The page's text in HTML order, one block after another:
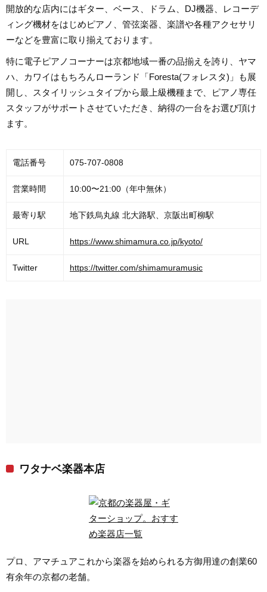
開放的な店内にはギター、ベース、ドラム、DJ機器、レコーデ
ィング機材をはじめピアノ、管弦楽器、楽譜や各種アクセサリ
ーなどを豊富に取り揃えております。
特に電子ピアノコーナーは京都地域一番の品揃えを誇り、ヤマ
ハ、カワイはもちろんローランド「Foresta(フォレスタ)」も展
開し、スタイリッシュタイプから最上級機種まで、ピアノ専任
スタッフがサポートさせていただき、納得の一台をお選び頂け
ます。
電話番号 075-707-0808
営業時間 10:00〜21:00（年中無休）
最寄り駅 地下鉄烏丸線 北大路駅、京阪出町柳駅
URL https://www.shimamura.co.jp/kyoto/
Twitter https://twitter.com/shimamuramusic
ワタナベ楽器本店
プロ、アマチュアこれから楽器を始められる方御用達の創業60
有余年の京都の老舗。